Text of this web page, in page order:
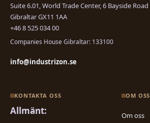
Suite 6.01, World Trade Center, 6 Bayside Road
Gibraltar GX11 1AA
+46 8 525 034 00
Companies House Gibraltar: 133100
info@industrizon.se
KONTAKTA OSS
Allmänt:
OM OSS
Om oss